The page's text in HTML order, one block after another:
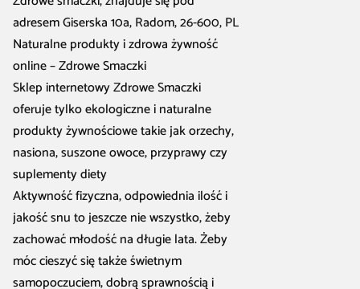
adresem Giserska 10a, Radom, 26-600, PL
Naturalne produkty i zdrowa żywność
online – Zdrowe Smaczki
Sklep internetowy Zdrowe Smaczki
oferuje tylko ekologiczne i naturalne
produkty żywnościowe takie jak orzechy,
nasiona, suszone owoce, przyprawy czy
suplementy diety
Aktywność fizyczna, odpowiednia ilość i
jakość snu to jeszcze nie wszystko, żeby
zachować młodość na długie lata. Żeby
móc cieszyć się także świetnym
samopoczuciem, dobrą sprawnością i